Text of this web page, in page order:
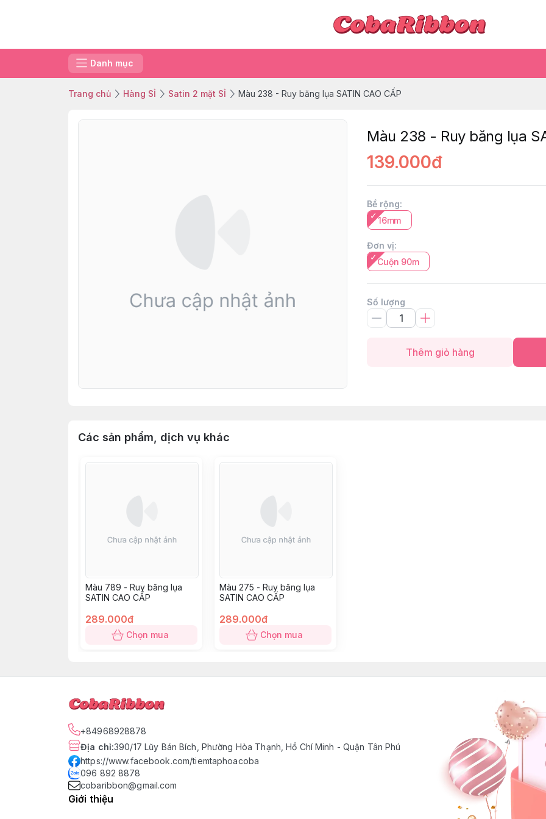
Danh mục
Trang chủ Hàng SỈ Satin 2 mặt SỈ Màu 238 - Ruy băng lụa SATIN CAO CẤP
Màu 238 - Ruy băng lụa
139.000đ
Bề rộng:
16mm
Đơn vị:
Cuộn 90m
Số lượng
Thêm giỏ hàng
Các sản phẩm, dịch vụ khác
Màu 789 - Ruy băng lụa
SATIN CAO CẤP
289.000đ
Chọn mua
Màu 275 - Ruy băng lụa
SATIN CAO CẤP
289.000đ
Chọn mua
+84968928878
Địa chỉ:390/17 Lũy Bán Bích, Phường Hòa Thạnh, Hồ Chí Minh - Quận Tân Phú
https://www.facebook.com/tiemtaphoacoba
096 892 8878
cobaribbon@gmail.com
Giới thiệu